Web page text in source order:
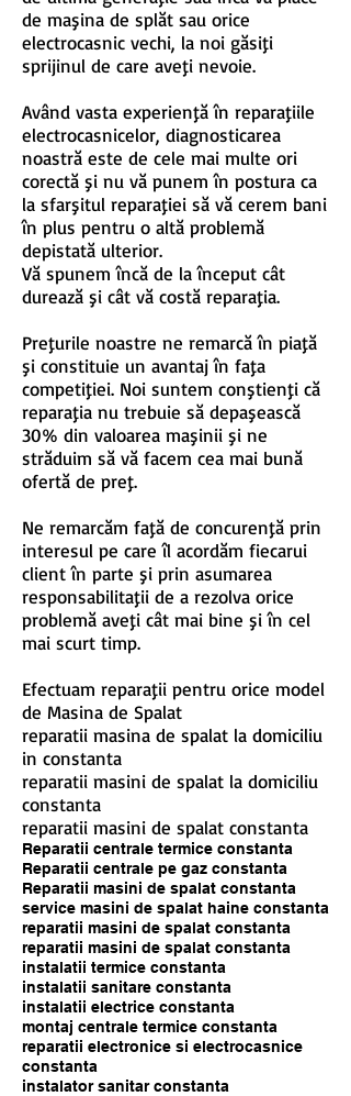
de maşina de splăt sau orice
electrocasnic vechi, la noi găsiţi
sprijinul de care aveţi nevoie.
Având vasta experienţă în reparaţiile
electrocasnicelor, diagnosticarea
noastră este de cele mai multe ori
corectă şi nu vă punem în postura ca
la sfarşitul reparaţiei să vă cerem bani
în plus pentru o altă problemă
depistată ulterior.
Vă spunem încă de la început cât
durează şi cât vă costă reparaţia.
Preţurile noastre ne remarcă în piaţă
şi constituie un avantaj în faţa
competiţiei. Noi suntem conştienţi că
reparaţia nu trebuie să depaşească
30% din valoarea maşinii şi ne
străduim să vă facem cea mai bună
ofertă de preţ.
Ne remarcăm faţă de concurenţă prin
interesul pe care îl acordăm fiecarui
client în parte şi prin asumarea
responsabilitaţii de a rezolva orice
problemă aveţi cât mai bine şi în cel
mai scurt timp.
Efectuam reparaţii pentru orice model
de Masina de Spalat
reparatii masina de spalat la domiciliu
in constanta
reparatii masini de spalat la domiciliu
constanta
reparatii masini de spalat constanta
Reparatii centrale termice constanta
Reparatii centrale pe gaz constanta
Reparatii masini de spalat constanta
service masini de spalat haine constanta
reparatii masini de spalat constanta
reparatii masini de spalat constanta
instalatii termice constanta
instalatii sanitare constanta
instalatii electrice constanta
montaj centrale termice constanta
reparatii electronice si electrocasnice
constanta
instalator sanitar constanta